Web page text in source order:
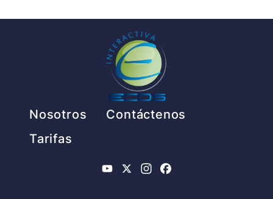
Pie de página
Nosotros
Contáctenos
Tarifas
YouTube
X Instagram